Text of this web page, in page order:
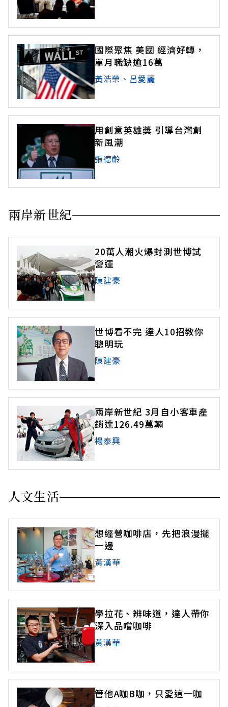
國際聚焦 美國 經濟好轉，
單月職缺逾16萬
黃浩榮、呂愛麗
用創意英雄獎 引導台灣創
新風潮
張德齡
兩岸新世紀
20萬人潮火爆封測世博試
營運
陳建豪
世博看不完 達人10招教你
聰明玩
陳建豪
兩岸新世紀 3月自小客車產
銷達126.49萬輛
楊泰興
人文生活
想經營咖啡店，先把浪漫擺
一邊
黃漢華
學拉花、辨味道，達人帶你
深入品嚐咖啡
黃漢華
管他A咖B咖，只愛這一咖